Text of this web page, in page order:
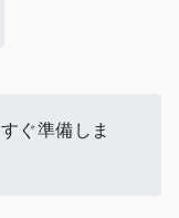
ぐ準備しま